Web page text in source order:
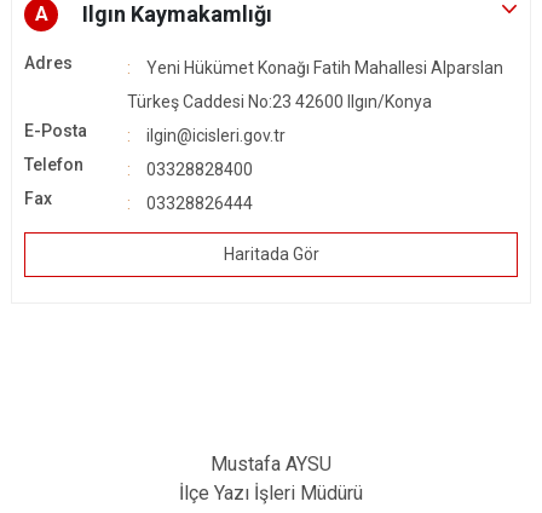
A Ilgın Kaymakamlığı
Adres
Yeni Hükümet Konağı Fatih Mahallesi Alparslan
Türkeş Caddesi No:23 42600 Ilgın/Konya
E-Posta
ilgin@icisleri.gov.tr
Telefon
03328828400
Fax
03328826444
Haritada Gör
Mustafa AYSU
İlçe Yazı İşleri Müdürü